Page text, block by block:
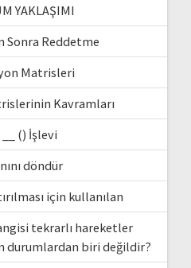
YAKLAŞIMI
Sonra Reddetme
Matrisleri
Kavramları
__ () İşlevi
döndür
için kullanılan
tekrarlı hareketler
durumlardan biri değildir?